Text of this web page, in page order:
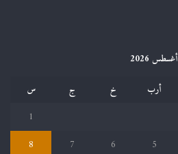
أغسطس 2026
أرب خ ج
س
1
5
6
7
8